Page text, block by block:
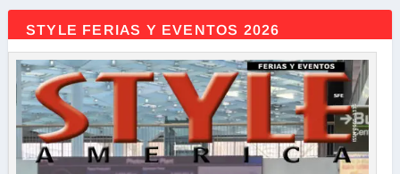
STYLE FERIAS Y EVENTOS 2026